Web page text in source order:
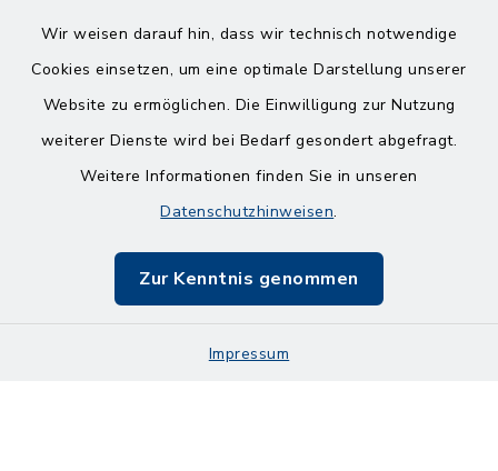
Wir weisen darauf hin, dass wir technisch notwendige
Cookies einsetzen, um eine optimale Darstellung unserer
Website zu ermöglichen. Die Einwilligung zur Nutzung
weiterer Dienste wird bei Bedarf gesondert abgefragt.
Weitere Informationen finden Sie in unseren
Datenschutzhinweisen.
Zur Kenntnis genommen
Impressum
Barrierefreiheit
Impressum
Sitemap